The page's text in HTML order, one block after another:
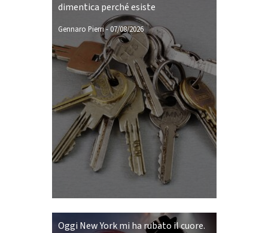
dimentica perché esiste
Gennaro Pierri- 07/08/2026
Oggi New York mi ha rubato il cuore.